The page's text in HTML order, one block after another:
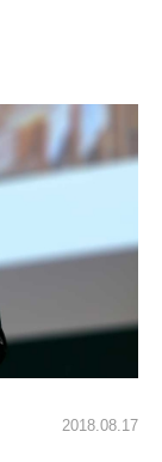
2018.08.17